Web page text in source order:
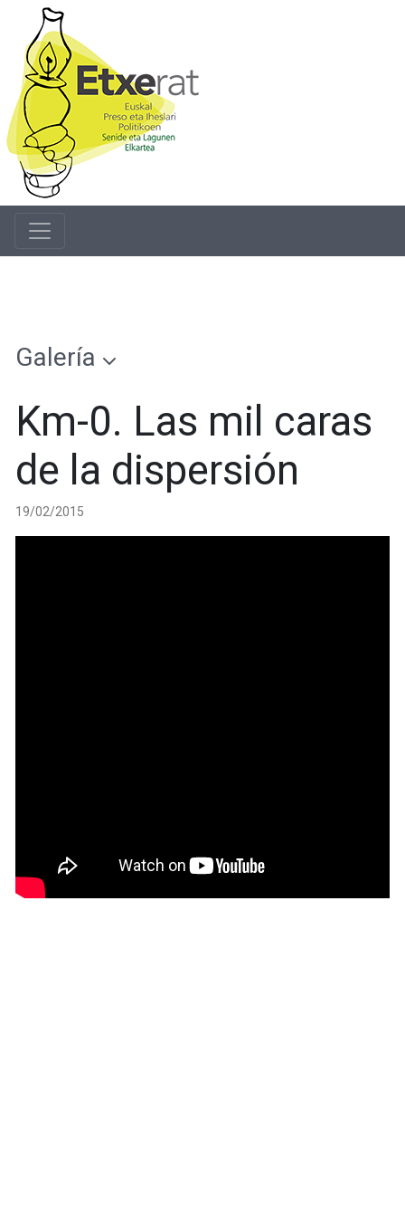
Galería
Km-0. Las mil caras
de la dispersión
19/02/2015